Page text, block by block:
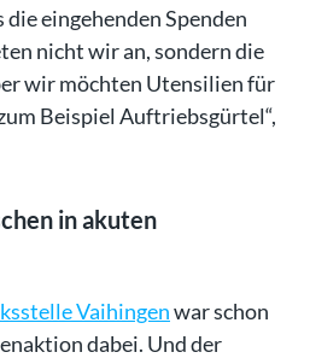
eingehenden Spenden
nicht wir an, sondern die
wir möchten Utensilien für
Beispiel Auftriebsgürtel“,
in akuten
Vaihingenwar schon
dabei. Und der